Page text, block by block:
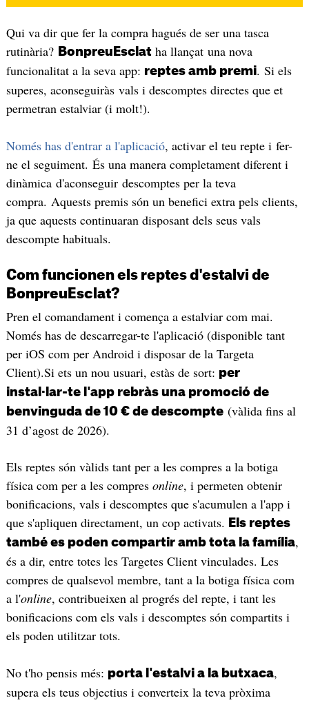
Qui va dir que fer la compra hagués de ser una tasca
rutinària? BonpreuEsclatha llançat una nova
funcionalitat a la seva app: reptes amb premi. Si els
superes, aconseguiràs vals i descomptes directes que et
permetran estalviar (i molt!).
Només has d'entrar a l'aplicació, activar el teu repte i fer-
ne el seguiment. És una manera completament diferent i
dinàmica d'aconseguir descomptes per la teva
compra. Aquests premis són un benefici extra pels clients,
ja que aquests continuaran disposant dels seus vals
descompte habituals.
Com funcionen els reptes d'estalvi de
BonpreuEsclat?
Pren el comandament i comença a estalviar com mai.
Només has de descarregar-te l'aplicació (disponible tant
per iOS com per Android i disposar de la Targeta
Client).Si ets un nou usuari, estàs de sort: per
instal·lar-te l'app rebràs una promoció de
benvinguda de 10 € de descompte(vàlida fins al
31 d’agost de 2026).
Els reptes són vàlids tant per a les compres a la botiga
física com per a les compres online, i permeten obtenir
bonificacions, vals i descomptes que s'acumulen a l'app i
que s'apliquen directament, un cop activats.
Els reptes
també es poden compartir amb tota la família,
és a dir, entre totes les Targetes Client vinculades. Les
compres de qualsevol membre, tant a la botiga física com
a l'online, contribueixen al progrés del repte, i tant les
bonificacions com els vals i descomptes són compartits i
els poden utilitzar tots.
No t'ho pensis més: porta l'estalvi a la butxaca,
supera els teus objectius i converteix la teva pròxima